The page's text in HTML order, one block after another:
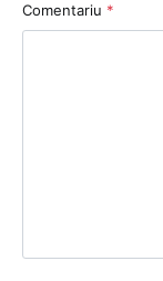
Comentariu *